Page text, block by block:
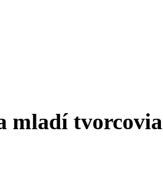
mladí tvorcovia